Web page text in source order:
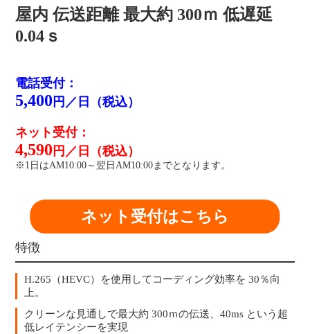
屋内 伝送距離 最大約 300ｍ 低遅延
0.04ｓ
電話受付：
5,400 円／日（税込）
ネット受付：
4,590 円／日（税込）
※1日はAM10:00～翌日AM10:00までとなります。
ネット受付はこちら
特徴
H.265（HEVC）を使用してコーディング効率を 30％向
上。
クリーンな見通しで最大約 300ｍの伝送、40ms という超
低レイテンシーを実現